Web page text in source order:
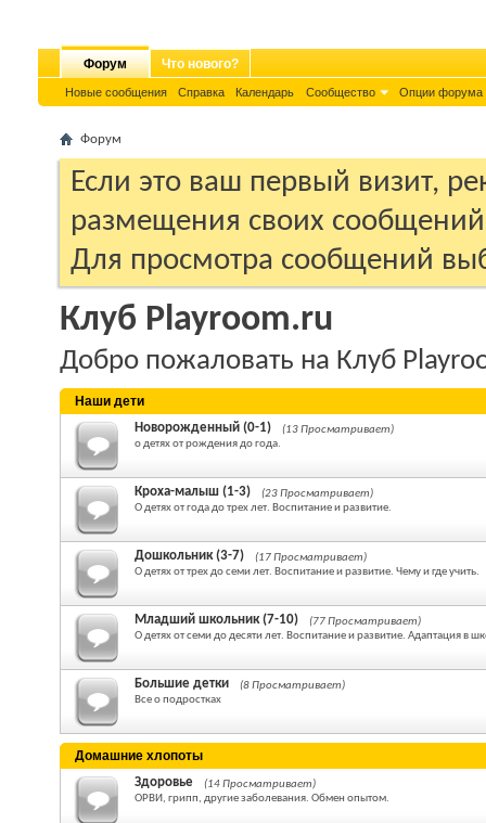
Форум
Новые сообщения Справка Календарь Сообщество Опции форума
Что нового?
Форум
Если это ваш первый визит,
размещения своих
Для просмотра сообщений
Клуб Playroom.ru
Добро пожаловать на Клуб
Наши дети
Новорожденный (0-1)
(13 Просматривает)
о детях от рождения до года.
Кроха-малыш (1-3)
(23 Просматривает)
О детях от года до трех лет. Воспитание и развитие.
Дошкольник (3-7)
(17 Просматривает)
О детях от трех до семи лет. Воспитание и развитие. Чему и где учить.
Младший школьник (7-10)
(77 Просматривает)
О детях от семи до десяти лет. Воспитание и развитие. Адаптация в
Большие детки
(8 Просматривает)
Все о подростках
Домашние хлопоты
Здоровье
(14 Просматривает)
ОРВИ, грипп, другие заболевания. Обмен опытом.